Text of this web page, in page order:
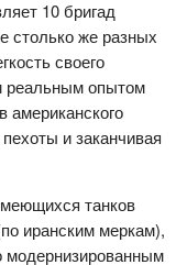
10 бригад
столько же разных
своего
реальным опытом
американского
и заканчивая
танков
иранским меркам),
модернизированным